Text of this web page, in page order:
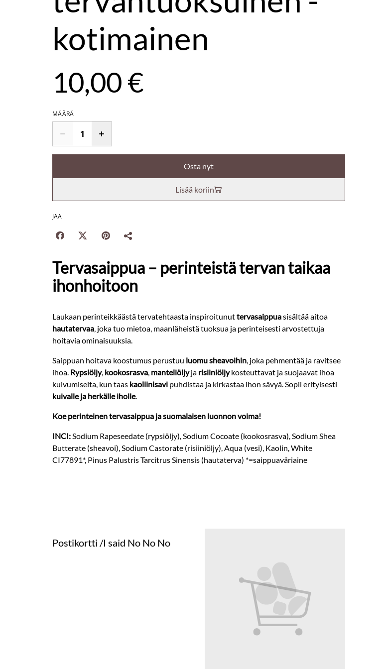
kotimainen
10,00 €
MÄÄRÄ
Osta nyt
Lisää koriin
JAA
Tervasaippua – perinteistä tervan taikaa
ihonhoitoon
Laukaan perinteikkäästä tervatehtaasta inspiroitunuttervasaippuasisältää aitoa
hautatervaa, joka tuo mietoa, maanläheistä tuoksua ja perinteisesti arvostettuja
hoitavia ominaisuuksia.
Saippuan hoitava koostumus perustuu luomu sheavoihin, joka pehmentää ja ravitsee
ihoa. Rypsiöljy, kookosrasva, manteliöljyja risiiniöljykosteuttavat ja suojaavat ihoa
kuivumiselta, kun taas kaoliinisavi puhdistaa ja kirkastaa ihon sävyä. Sopii erityisesti
kuivalle ja herkälle iholle.
Koe perinteinen tervasaippua ja suomalaisen luonnon voima!
INCI:Sodium Rapeseedate (rypsiöljy), Sodium Cocoate (kookosrasva), Sodium Shea
Butterate (sheavoi), Sodium Castorate (risiiniöljy), Aqua (vesi), Kaolin, White
CI77891*, Pinus Palustris Tarcitrus Sinensis (hautaterva) *=saippuaväriaine
Postikortti /I said No No No